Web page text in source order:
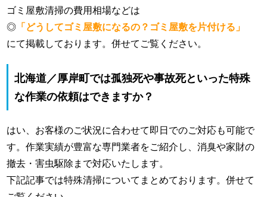
ゴミ屋敷清掃の費用相場などは
◎ 「どうしてゴミ屋敷になるの？ゴミ屋敷を片付ける」
にて掲載しております。併せてご覧ください。
北海道／厚岸町では孤独死や事故死といった特殊
な作業の依頼はできますか？
はい、お客様のご状況に合わせて即日でのご対応も可能で
す。作業実績が豊富な専門業者をご紹介し、消臭や家財の
撤去・害虫駆除まで対応いたします。
下記記事では特殊清掃についてまとめております。併せて